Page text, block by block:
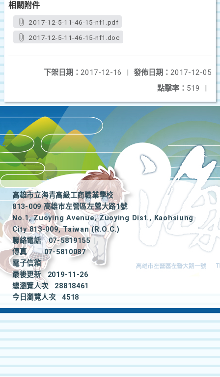
相關附件
2017-12-5-11-46-15-nf1.pdf
2017-12-5-11-46-15-nf1.doc
發佈日期： 2017-12-05
下架日期： 2017-12-16
|
點擊率： 519 |
高雄市立海青高級工商職業學校
813-009 高雄市左營區左營大路1號
No.1, Zuoying Avenue, Zuoying Dist., Kaohsiung
City 813-009, Taiwan (R.O.C.)
聯絡電話
07-5819155
|
傳真
07-5810087
電子信箱
最後更新
2019-11-26
總瀏覽人次
28818461
今日瀏覽人次
4518